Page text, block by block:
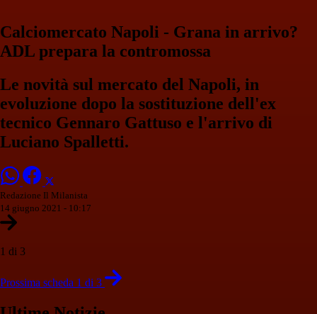
Calciomercato Napoli - Grana in arrivo?
ADL prepara la contromossa
Le novità sul mercato del Napoli, in
evoluzione dopo la sostituzione dell'ex
tecnico Gennaro Gattuso e l'arrivo di
Luciano Spalletti.
Redazione Il Milanista
14 giugno 2021 - 10:17
1 di 3
Prossima scheda 1 di 3